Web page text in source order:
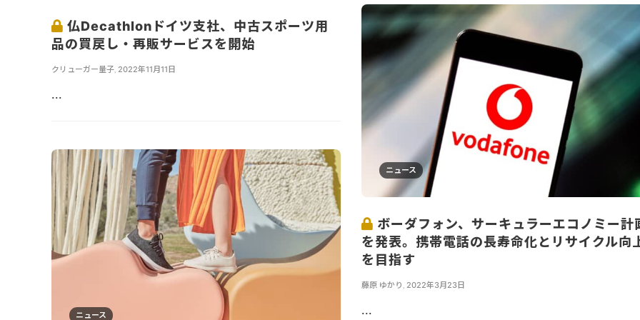
仏Decathlonドイツ支社、中古スポーツ用
品の買戻し・再販サービスを開始
クリューガー量子 2022年11月11日
...
ニュース
ボーダフォン、サーキュラーエコノミー計
を発表。携帯電話の長寿命化とリサイクル向
を目指す
藤原 ゆかり 2022年3月23日
...
ニュース